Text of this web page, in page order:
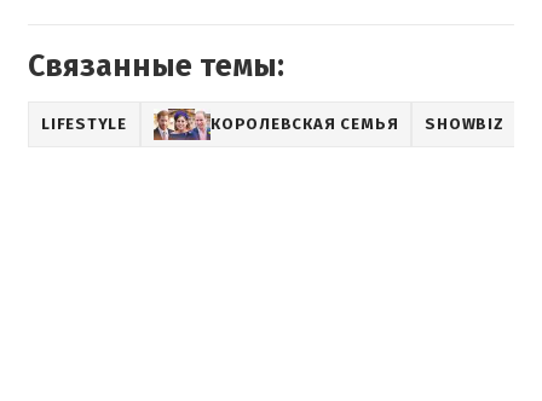
Связанные темы:
LIFESTYLE КОРОЛЕВСКАЯ СЕМЬЯ SHOWBIZ